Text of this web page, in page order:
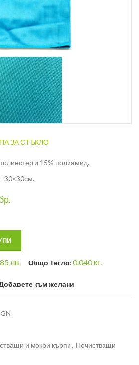
ЗА СТЪКЛО
и 15% полиамид.
30×30см.
лв. Общо Тегло: 0.040кг.
към желани
и мокри кърпи, Почистващи